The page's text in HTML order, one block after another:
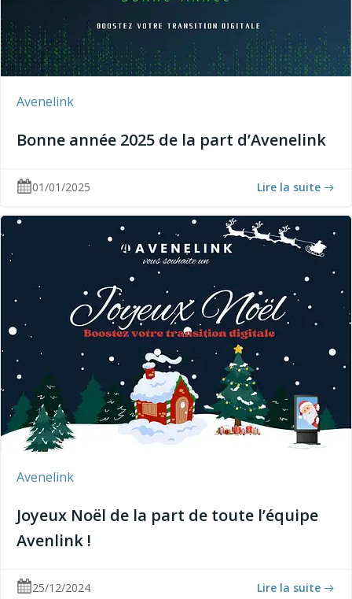
Avenelink
Bonne année 2025 de la part d’Avenelink
01/01/2025 Lire la suite
Avenelink
Joyeux Noël de la part de toute l’équipe
Avenlink !
25/12/2024 Lire la suite